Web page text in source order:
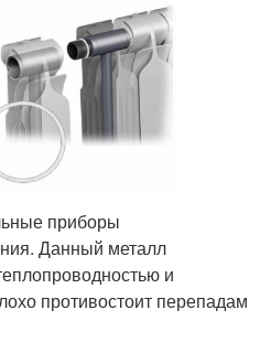
приборы
Данный металл
и
противостоит перепадам